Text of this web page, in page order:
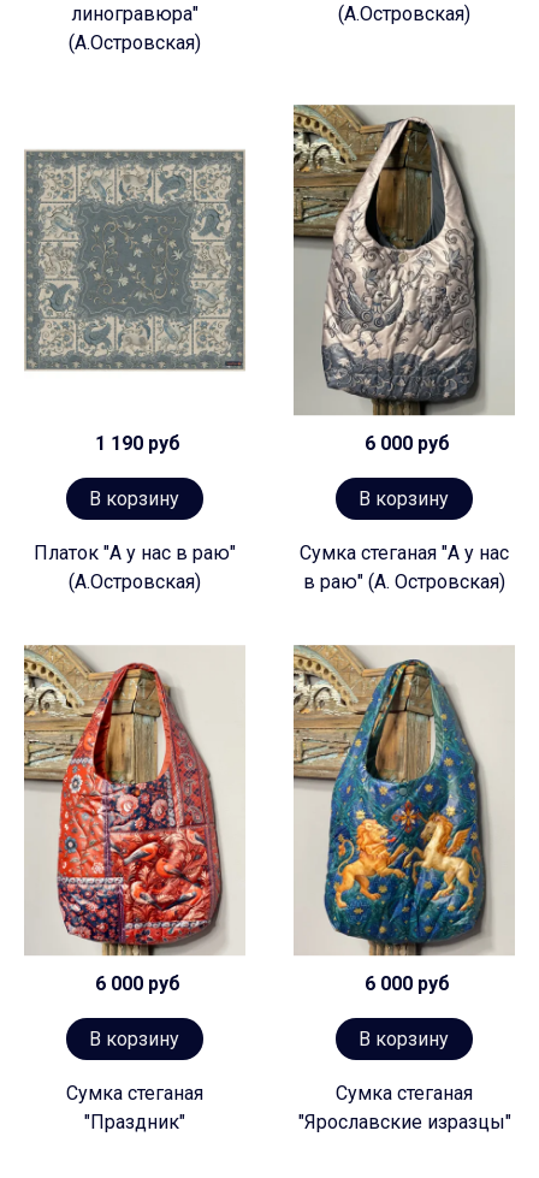
линогравюра"
(А.Островская)
(А.Островская)
1 190 руб
В корзину
Платок "А у нас в раю"
(А.Островская)
6 000 руб
В корзину
Сумка стеганая "А у нас
в раю" (А. Островская)
6 000 руб
В корзину
Сумка стеганая
"Праздник"
6 000 руб
В корзину
Сумка стеганая
"Ярославские изразцы"